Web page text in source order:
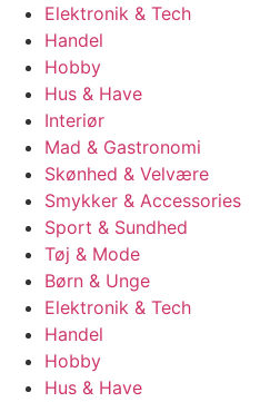
Elektronik & Tech
Handel
Hobby
Hus & Have
Interiør
Mad & Gastronomi
Skønhed & Velvære
Smykker & Accessories
Sport & Sundhed
Tøj & Mode
Børn & Unge
Elektronik & Tech
Handel
Hobby
Hus & Have